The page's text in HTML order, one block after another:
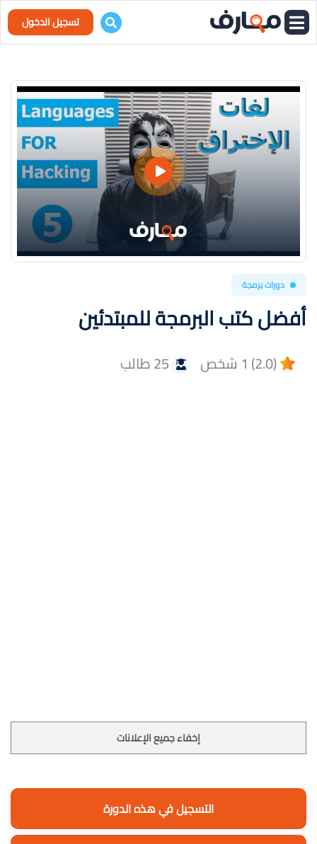
تسجيل الدخول
دورات برمجة
أفضل كتب البرمجة للمبتدئين
(2.0) 1 شخص 25 طالب
إخفاء جميع الإعلانات
التسجيل في هذه الدورة